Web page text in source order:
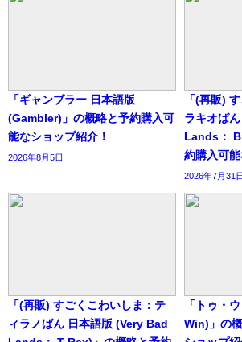
「ギャンブラー 日本語版
(Gambler)」の概略と予約購入可
能なショップ紹介！
2026年8月5日
「(再販)
ラキオば
Lands：
約購入可能
2026年7月31日
「(再販) すごくこわいしま：テ
ィラノばん 日本語版 (Very Bad
「トゥ・
Win)」の